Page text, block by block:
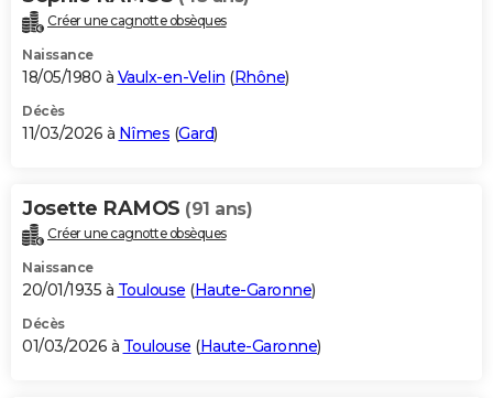
Créer une cagnotte obsèques
Naissance
18/05/1980 à Vaulx-en-Velin (Rhône)
Décès
11/03/2026 à Nîmes (Gard)
Josette RAMOS (91 ans)
Créer une cagnotte obsèques
Naissance
20/01/1935 à Toulouse (Haute-Garonne)
Décès
01/03/2026 à Toulouse (Haute-Garonne)